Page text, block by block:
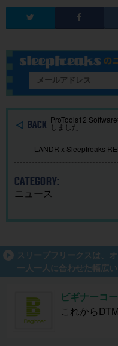
ProTools12
しました
LANDR x Sleepfreaks
CATEGORY:
ニュース
スリープフリークスは、
一人一人に合わせた幅広
ビギナーコ
これから